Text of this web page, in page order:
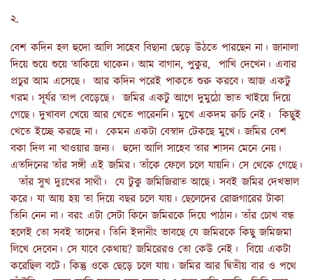
২.
বেশ কদিন হল হুদো আলি সাহেব বিছানা ছেড়ে উঠতে পারছেন না। জানালা
দিয়ে শুয়ে শুয়ে তাকিয়ে থাকেন। আম বাগান, পুকুর, পাখি দেখেন। এবার
প্রচুর আম এসেছে। আর কদিন পরেই পাকতে শুরু করবে। আজ একটু
গরম। সূর্যর তাপ বেড়েছে। জমির একটু আগে দুমুঠো ভাত খাইয়ে দিয়ে
গেছে। দুখাবল খেয়ে আর খেতে পারেননি। মুখে একদম রুচি নেই। কিছুই
খেতে ইচ্ছে করছে না। কেমন একটা বেস্বাদ টেকছে মুখে। জমির বেশ
বকা দিল না খাওয়ার জন্য। হুদো আলি সাহেব তার শাসন মেনে নেয়।
এতদিনের তাঁর সঙ্গী এই জমির। তাঁকে ফেলে চলে যায়নি। সে থেকে গেছে।
তাঁর সুখ দুঃখের সাথী। যে টুকু জমিজিরাত আছে। সবই জমির দেখভাল
করে। যা আয় হয় তা দিয়ে বছর চলে যায়। ছেলেদের রোজগারের টাকা
তিনি নেন না। বরং এটা সেটা কিনে জমিরকে দিয়ে পাঠান। তাঁর চোখ বন্ধ
হলেই তো সবই তাদের। তিনি ইদানীং ভাবছে যে জমিরকে কিছু জমিজমা
লিখে দেবেন। সে যাবে কেথায়? জমিরেরও তো কেউ নেই। বিয়ে একটা
করেছিল বটে। কিন্তু ওকে ছেড়ে চলে যায়। জমির আর দ্বিতীয় বার ও পথে